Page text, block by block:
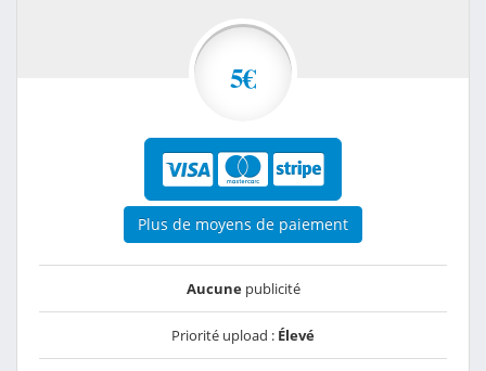
5€
Plus de moyens de paiement
Aucunepublicité
Priorité upload : Élevé